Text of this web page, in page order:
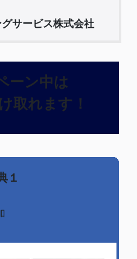
サービス株式会社
ーン中は
取れます！
１